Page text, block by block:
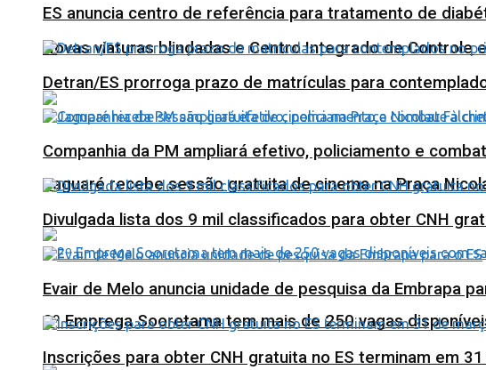
Novas viaturas blindadas e Centro Integrado de Controle
Jaguaré recebe sessão gratuita de cinema na Praça
2º Emprega Sooretama tem mais de 250 vagas
ES anuncia centro de referência para tratamento de
Detran/ES prorroga prazo de matrículas para
Companhia da PM ampliará efetivo, policiamento e
Divulgada lista dos 9 mil classificados para obter CNH
Evair de Melo anuncia unidade de pesquisa da Embrapa
Inscrições para obter CNH gratuita no ES terminam em